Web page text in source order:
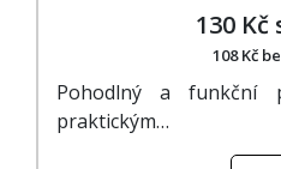
130 Kč
108 Kč
Pohodlný a funkční
praktickým…